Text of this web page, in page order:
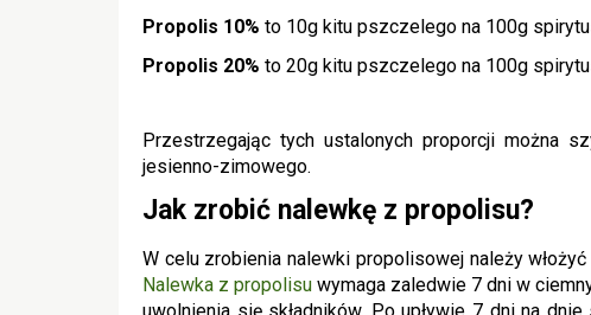
Propolis 10% to 10g kitu pszczelego na 100g
Propolis 20% to 20g kitu pszczelego na 100g
Przestrzegając tych ustalonych proporcji można
jesienno-zimowego.
Jak zrobić nalewkę z propolisu?
W celu zrobienia nalewki propolisowej należy
Nalewka z propolisu wymaga zaledwie 7 dni w